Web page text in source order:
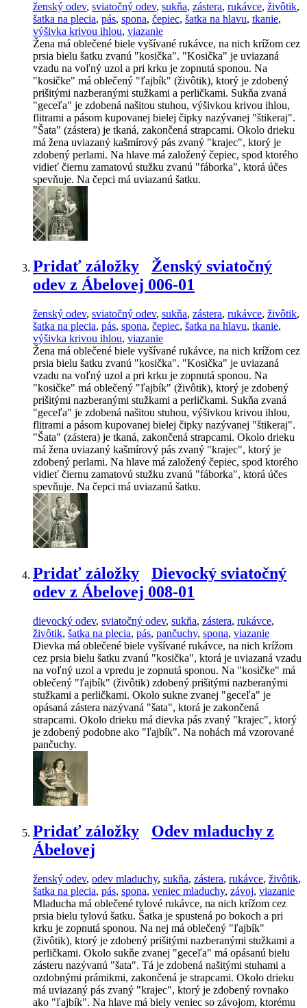
ženský odev, sviatočný odev, sukňa, zástera, rukávce, živôtik,
šatka na plecia, pás, spona, čepiec, šatka na hlavu, tkanie,
výšivka krivou ihlou, viazanie
Žena má oblečené biele vyšívané rukávce, na nich krížom cez
prsia bielu šatku zvanú "kosička". "Kosička" je uviazaná
vzadu na voľný uzol a pri krku je zopnutá sponou. Na
"kosičke" má oblečený "ľajbík" (živôtik), ktorý je zdobený
prišitými nazberanými stužkami a perličkami. Sukňa zvaná
"geceľa" je zdobená našitou stuhou, výšivkou krivou ihlou,
flitrami a pásom kupovanej bielej čipky nazývanej "štikeraj".
"Šata" (zástera) je tkaná, zakončená strapcami. Okolo drieku
má žena uviazaný kašmírový pás zvaný "krajec", ktorý je
zdobený perlami. Na hlave má založený čepiec, spod ktorého
vidieť čiernu zamatovú stužku zvanú "fáborka", ktorá účes
spevňuje. Na čepci má uviazanú šatku.
Pridať záložky
Ženský sviatočný
odev z Ábelovej 006-01
ženský odev, sviatočný odev, sukňa, zástera, rukávce, živôtik,
šatka na plecia, pás, spona, čepiec, šatka na hlavu, tkanie,
výšivka krivou ihlou, viazanie
Žena má oblečené biele vyšívané rukávce, na nich krížom cez
prsia bielu šatku zvanú "kosička". "Kosička" je uviazaná
vzadu na voľný uzol a pri krku je zopnutá sponou. Na
"kosičke" má oblečený "ľajbík" (živôtik), ktorý je zdobený
prišitými nazberanými stužkami a perličkami. Sukňa zvaná
"geceľa" je zdobená našitou stuhou, výšivkou krivou ihlou,
flitrami a pásom kupovanej bielej čipky nazývanej "štikeraj".
"Šata" (zástera) je tkaná, zakončená strapcami. Okolo drieku
má žena uviazaný kašmírový pás zvaný "krajec", ktorý je
zdobený perlami. Na hlave má založený čepiec, spod ktorého
vidieť čiernu zamatovú stužku zvanú "fáborka", ktorá účes
spevňuje. Na čepci má uviazanú šatku.
Pridať záložky
Dievocký sviatočný
odev z Ábelovej 008-01
dievocký odev, sviatočný odev, sukňa, zástera, rukávce,
živôtik, šatka na plecia, pás, pančuchy, spona, viazanie
Dievka má oblečené biele vyšívané rukávce, na nich krížom
cez prsia bielu šatku zvanú "kosička", ktorá je uviazaná vzadu
na voľný uzol a vpredu je zopnutá sponou. Na "kosičke" má
oblečený "ľajbík" (živôtik) zdobený prišitými nazberanými
stužkami a perličkami. Okolo sukne zvanej "geceľa" je
opásaná zástera nazývaná "šata", ktorá je zakončená
strapcami. Okolo drieku má dievka pás zvaný "krajec", ktorý
je zdobený podobne ako "ľajbík". Na nohách má vzorované
pančuchy.
Pridať záložky
Odev mladuchy z
Ábelovej
ženský odev, odev mladuchy, sukňa, zástera, rukávce, živôtik,
šatka na plecia, pás, spona, veniec mladuchy, závoj, viazanie
Mladucha má oblečené tylové rukávce, na nich krížom cez
prsia bielu tylovú šatku. Šatka je spustená po bokoch a pri
krku je zopnutá sponou. Na nej má oblečený "ľajbík"
(živôtik), ktorý je zdobený prišitými nazberanými stužkami a
perličkami. Okolo sukňe zvanej "geceľa" má opásanú bielu
zásteru nazývanú "šata". Tá je zdobená našitými stuhami a
ozdobnými prámikmi, zakončená je strapcami. Okolo drieku
má uviazaný pás zvaný "krajec", ktorý je zdobený rovnako
ako "ľajbík". Na hlave má biely veniec so závojom, ktorému